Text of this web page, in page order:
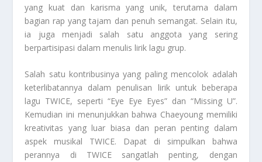
yang kuat dan karisma yang unik, terutama dalam
bagian rap yang tajam dan penuh semangat. Selain itu,
ia juga menjadi salah satu anggota yang sering
berpartisipasi dalam menulis lirik lagu grup.
Salah satu kontribusinya yang paling mencolok adalah
keterlibatannya dalam penulisan lirik untuk beberapa
lagu TWICE, seperti “Eye Eye Eyes” dan “Missing U”.
Kemudian ini menunjukkan bahwa Chaeyoung memiliki
kreativitas yang luar biasa dan peran penting dalam
aspek musikal TWICE. Dapat di simpulkan bahwa
perannya di TWICE sangatlah penting, dengan